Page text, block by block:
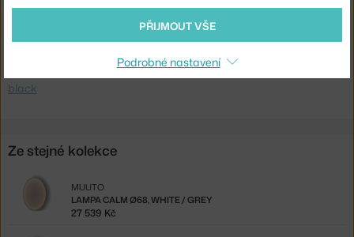
5713295513616
Ste zo Slovenska? Prejdite na
Lampa Calm Ø68, white / black
Shopping from the EU? Switch toCalm Wall Lamp Ø68, white /
black
Ze stejné kolekce
LAMPA CALM Ø68, WHITE / GREY
MUUTO
27 539 Kč
PŘIJMOUT VŠE
Podrobné nastavení